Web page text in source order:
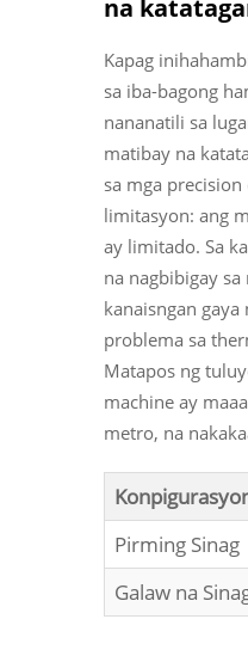
na
Kapag
sa iba-bagong
nananatili sa
matibay na
sa mga
limitasyon: ang
ay limitado. Sa
na nagbibigay
kanaisngan
problema sa
Matapos ng
machine ay
metro, na
Pirming Sinag
Galaw na